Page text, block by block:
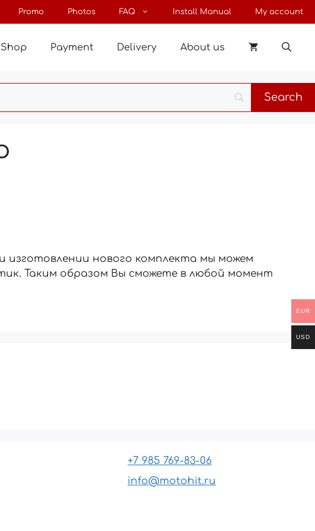
Promo Photos FAQ Install Manual My account
Shop Payment Delivery About us
нового комплекта мы можем
Таким образом Вы сможете в любой момент
+7 985 769-83-06
info@motohit.ru
EUR
USD